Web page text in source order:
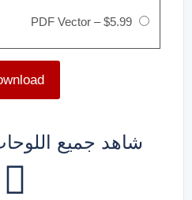
PDF Vector –$5.99
شاهد جميع